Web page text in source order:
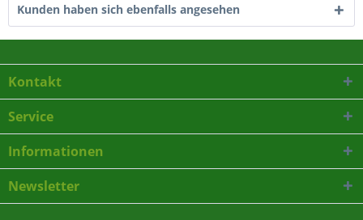
Kunden haben sich ebenfalls angesehen
Kontakt
Service
Informationen
Newsletter